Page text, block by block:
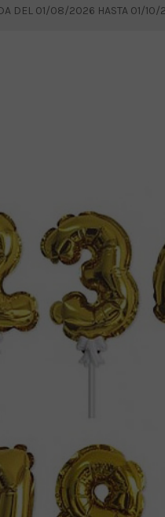
DEL 01/08/2026 HASTA 01/